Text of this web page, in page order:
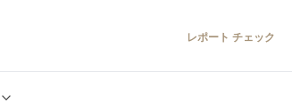
レポート チェック